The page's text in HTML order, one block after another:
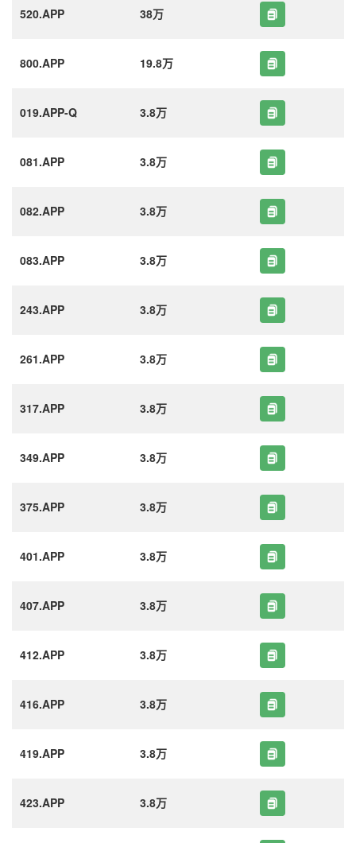
520.APP 38万
800.APP 19.8万
019.APP-Q 3.8万
081.APP 3.8万
082.APP 3.8万
083.APP 3.8万
243.APP 3.8万
261.APP 3.8万
317.APP 3.8万
349.APP 3.8万
375.APP 3.8万
401.APP 3.8万
407.APP 3.8万
412.APP 3.8万
416.APP 3.8万
419.APP 3.8万
423.APP 3.8万